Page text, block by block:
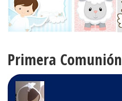
Primera Comunión